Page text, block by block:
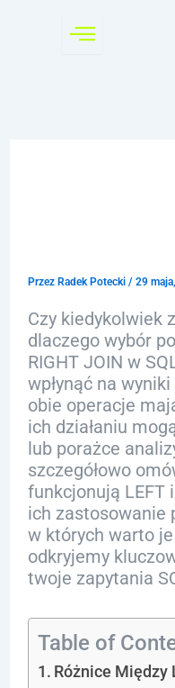
Przez Radek Potecki / 29
Czy kiedykolwiek
dlaczego wybór
RIGHT JOIN w
wpłynąć na
obie operacje
ich działaniu
lub porażce
szczegółowo
funkcjonują LEFT
ich zastosowanie
w których warto
odkryjemy
twoje zapytania
Table of
Różnice Między